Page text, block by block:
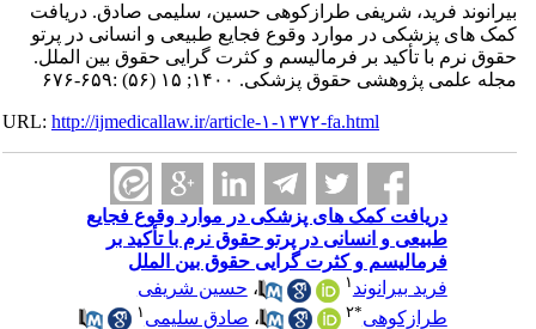
بیرانوند فرید، شریفی طرازکوهی‌ حسین، سلیمی صادق. دریافت
کمک های پزشکی در موارد وقوع فجایع طبیعی و انسانی در پرتو
حقوق نرم با تأکید بر فرمالیسم و کثرت گرایی حقوق بین الملل.
مجله علمی پژوهشی حقوق پزشکی. ۱۴۰۰; ۱۵ (۵۶) :۶۵۹-۶۷۶
URL:http://ijmedicallaw.ir/article-۱-۱۳۷۲-fa.html
دریافت کمک های پزشکی در موارد وقوع فجایع
طبیعی و انسانی در پرتو حقوق نرم با تأکید بر
فرمالیسم و کثرت گرایی حقوق بین الملل
فرید بیرانوند۱ ،حسین شریفی
طرازکوهی‌
۲ ،صادق سلیمی